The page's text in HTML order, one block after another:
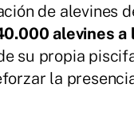
de alevines
alevines a
su propia
la